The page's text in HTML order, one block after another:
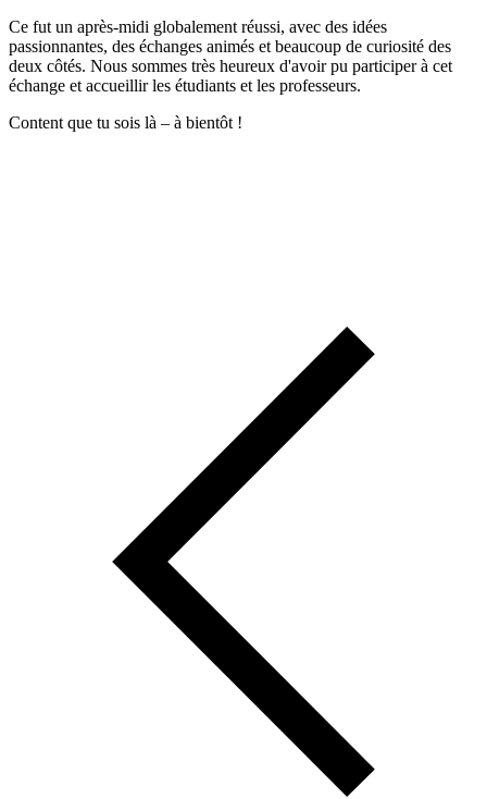
Ce fut un après-midi globalement réussi, avec des idées
passionnantes, des échanges animés et beaucoup de curiosité des
deux côtés. Nous sommes très heureux d'avoir pu participer à cet
échange et accueillir les étudiants et les professeurs.
Content que tu sois là – à bientôt !